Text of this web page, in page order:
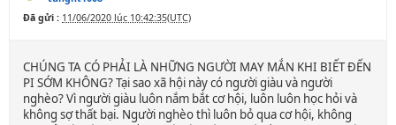
Đã gửi : 11/06/2020 lúc 10:42:35(UTC)
CHÚNG TA CÓ PHẢI LÀ NHỮNG NGƯỜI MAY MẮN KHI BIẾT ĐẾN
PI SỚM KHÔNG? Tại sao xã hội này có người giàu và người
nghèo? Vì người giàu luôn nắm bắt cơ hội, luôn luôn học hỏi và
không sợ thất bại. Người nghèo thì luôn bỏ qua cơ hội, không